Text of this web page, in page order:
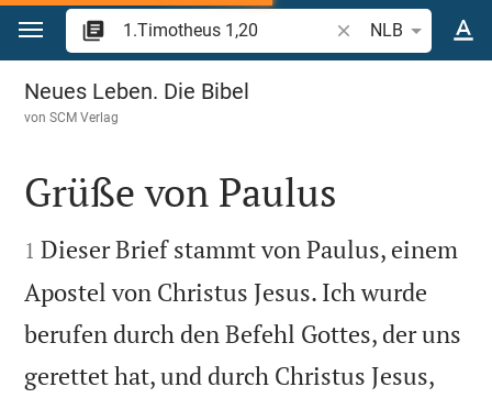
Zum Inhalt springen
Bibelstelle oder
NLB
1.Timotheus 1
Neues Leben. Die Bibel
vonSCM Verlag

Grüße von Paulus

1 Dieser Brief stammt von Paulus, einem
Apostel von Christus Jesus. Ich wurde
berufen durch den Befehl Gottes, der uns
gerettet hat, und durch Christus Jesus,